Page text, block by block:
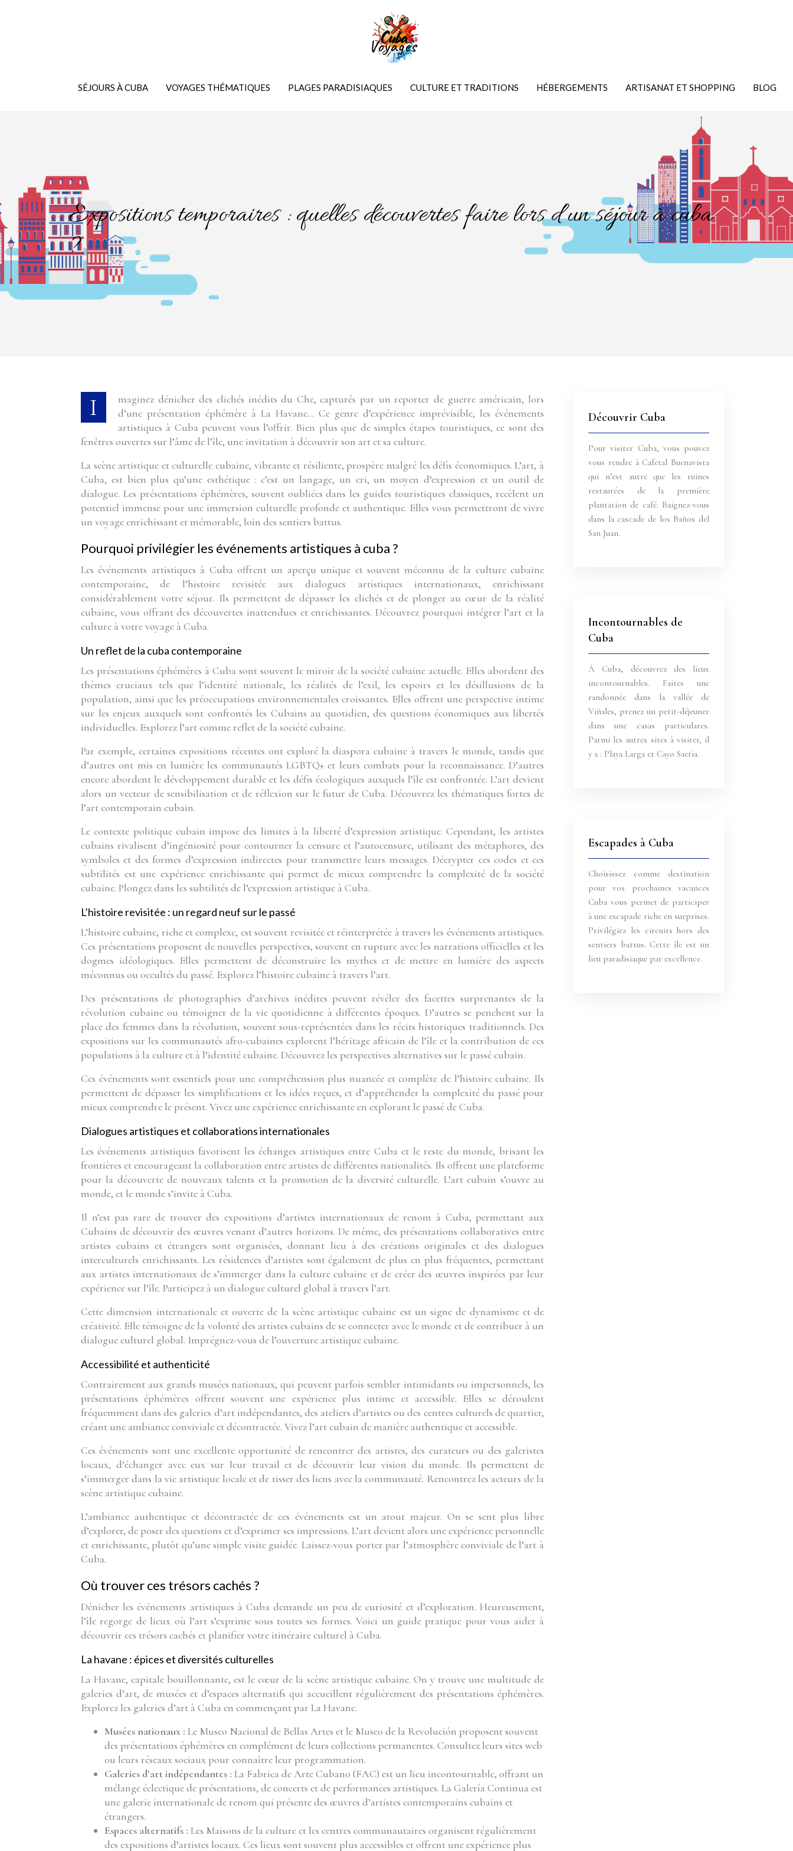
SÉJOURS À CUBA VOYAGES THÉMATIQUES PLAGES PARADISIAQUES CULTURE ET TRADITIONS HÉBERGEMENTS ARTISANAT ET SHOPPING BLOG
Expositions temporaires : quelles découvertes faire lors d’un séjour à cuba
?
Imaginez dénicher des clichés inédits du Che, capturés par un reporter de guerre américain, lors
d’une présentation éphémère à La Havane… Ce genre d’expérience imprévisible, les événements
artistiques à Cuba peuvent vous l’offrir. Bien plus que de simples étapes touristiques, ce sont des
fenêtres ouvertes sur l’âme de l’île, une invitation à découvrir son art et sa culture.
La scène artistique et culturelle cubaine, vibrante et résiliente, prospère malgré les défis économiques. L’art, à
Cuba, est bien plus qu’une esthétique : c’est un langage, un cri, un moyen d’expression et un outil de
dialogue. Les présentations éphémères, souvent oubliées dans les guides touristiques classiques, recèlent un
potentiel immense pour une immersion culturelle profonde et authentique. Elles vous permettront de vivre
un voyage enrichissant et mémorable, loin des sentiers battus.
Pourquoi privilégier les événements artistiques à cuba ?
Les événements artistiques à Cuba offrent un aperçu unique et souvent méconnu de la culture cubaine
contemporaine, de l’histoire revisitée aux dialogues artistiques internationaux, enrichissant
considérablement votre séjour. Ils permettent de dépasser les clichés et de plonger au cœur de la réalité
cubaine, vous offrant des découvertes inattendues et enrichissantes. Découvrez pourquoi intégrer l’art et la
culture à votre voyage à Cuba.
Un reflet de la cuba contemporaine
Les présentations éphémères à Cuba sont souvent le miroir de la société cubaine actuelle. Elles abordent des
thèmes cruciaux tels que l’identité nationale, les réalités de l’exil, les espoirs et les désillusions de la
population, ainsi que les préoccupations environnementales croissantes. Elles offrent une perspective intime
sur les enjeux auxquels sont confrontés les Cubains au quotidien, des questions économiques aux libertés
individuelles. Explorez l’art comme reflet de la société cubaine.
Par exemple, certaines expositions récentes ont exploré la diaspora cubaine à travers le monde, tandis que
d’autres ont mis en lumière les communautés LGBTQ+ et leurs combats pour la reconnaissance. D’autres
encore abordent le développement durable et les défis écologiques auxquels l’île est confrontée. L’art devient
alors un vecteur de sensibilisation et de réflexion sur le futur de Cuba. Découvrez les thématiques fortes de
l’art contemporain cubain.
Le contexte politique cubain impose des limites à la liberté d’expression artistique. Cependant, les artistes
cubains rivalisent d’ingéniosité pour contourner la censure et l’autocensure, utilisant des métaphores, des
symboles et des formes d’expression indirectes pour transmettre leurs messages. Décrypter ces codes et ces
subtilités est une expérience enrichissante qui permet de mieux comprendre la complexité de la société
cubaine. Plongez dans les subtilités de l’expression artistique à Cuba.
L’histoire revisitée : un regard neuf sur le passé
L’histoire cubaine, riche et complexe, est souvent revisitée et réinterprétée à travers les événements artistiques.
Ces présentations proposent de nouvelles perspectives, souvent en rupture avec les narrations officielles et les
dogmes idéologiques. Elles permettent de déconstruire les mythes et de mettre en lumière des aspects
méconnus ou occultés du passé. Explorez l’histoire cubaine à travers l’art.
Des présentations de photographies d’archives inédites peuvent révéler des facettes surprenantes de la
révolution cubaine ou témoigner de la vie quotidienne à différentes époques. D’autres se penchent sur la
place des femmes dans la révolution, souvent sous-représentées dans les récits historiques traditionnels. Des
expositions sur les communautés afro-cubaines explorent l’héritage africain de l’île et la contribution de ces
populations à la culture et à l’identité cubaine. Découvrez les perspectives alternatives sur le passé cubain.
Ces événements sont essentiels pour une compréhension plus nuancée et complète de l’histoire cubaine. Ils
permettent de dépasser les simplifications et les idées reçues, et d’appréhender la complexité du passé pour
mieux comprendre le présent. Vivez une expérience enrichissante en explorant le passé de Cuba.
Dialogues artistiques et collaborations internationales
Les événements artistiques favorisent les échanges artistiques entre Cuba et le reste du monde, brisant les
frontières et encourageant la collaboration entre artistes de différentes nationalités. Ils offrent une plateforme
pour la découverte de nouveaux talents et la promotion de la diversité culturelle. L’art cubain s’ouvre au
monde, et le monde s’invite à Cuba.
Il n’est pas rare de trouver des expositions d’artistes internationaux de renom à Cuba, permettant aux
Cubains de découvrir des œuvres venant d’autres horizons. De même, des présentations collaboratives entre
artistes cubains et étrangers sont organisées, donnant lieu à des créations originales et des dialogues
interculturels enrichissants. Les résidences d’artistes sont également de plus en plus fréquentes, permettant
aux artistes internationaux de s’immerger dans la culture cubaine et de créer des œuvres inspirées par leur
expérience sur l’île. Participez à un dialogue culturel global à travers l’art.
Cette dimension internationale et ouverte de la scène artistique cubaine est un signe de dynamisme et de
créativité. Elle témoigne de la volonté des artistes cubains de se connecter avec le monde et de contribuer à un
dialogue culturel global. Imprégnez-vous de l’ouverture artistique cubaine.
Accessibilité et authenticité
Contrairement aux grands musées nationaux, qui peuvent parfois sembler intimidants ou impersonnels, les
présentations éphémères offrent souvent une expérience plus intime et accessible. Elles se déroulent
fréquemment dans des galeries d’art indépendantes, des ateliers d’artistes ou des centres culturels de quartier,
créant une ambiance conviviale et décontractée. Vivez l’art cubain de manière authentique et accessible.
Ces événements sont une excellente opportunité de rencontrer des artistes, des curateurs ou des galeristes
locaux, d’échanger avec eux sur leur travail et de découvrir leur vision du monde. Ils permettent de
s’immerger dans la vie artistique locale et de tisser des liens avec la communauté. Rencontrez les acteurs de la
scène artistique cubaine.
L’ambiance authentique et décontractée de ces événements est un atout majeur. On se sent plus libre
d’explorer, de poser des questions et d’exprimer ses impressions. L’art devient alors une expérience personnelle
et enrichissante, plutôt qu’une simple visite guidée. Laissez-vous porter par l’atmosphère conviviale de l’art à
Cuba.
Où trouver ces trésors cachés ?
Dénicher les événements artistiques à Cuba demande un peu de curiosité et d’exploration. Heureusement,
l’île regorge de lieux où l’art s’exprime sous toutes ses formes. Voici un guide pratique pour vous aider à
découvrir ces trésors cachés et planifier votre itinéraire culturel à Cuba.
La havane : épices et diversités culturelles
La Havane, capitale bouillonnante, est le cœur de la scène artistique cubaine. On y trouve une multitude de
galeries d’art, de musées et d’espaces alternatifs qui accueillent régulièrement des présentations éphémères.
Explorez les galeries d’art à Cuba en commençant par La Havane.
Musées nationaux : Le Museo Nacional de Bellas Artes et le Museo de la Revolución proposent souvent
des présentations éphémères en complément de leurs collections permanentes. Consultez leurs sites web
ou leurs réseaux sociaux pour connaître leur programmation.
Galeries d’art indépendantes : La Fabrica de Arte Cubano (FAC) est un lieu incontournable, offrant un
mélange éclectique de présentations, de concerts et de performances artistiques. La Galería Continua est
une galerie internationale de renom qui présente des œuvres d’artistes contemporains cubains et
étrangers.
Espaces alternatifs : Les Maisons de la culture et les centres communautaires organisent régulièrement
des expositions d’artistes locaux. Ces lieux sont souvent plus accessibles et offrent une expérience plus
Découvrir Cuba
Pour visiter Cuba, vous pouvez
vous rendre à Cafetal Buenavista
qui n’est autre que les ruines
restaurées de la première
plantation de café. Baignez-vous
dans la cascade de los Baños del
San Juan.
Incontournables de
Cuba
À Cuba, découvrez des lieux
incontournables. Faites une
randonnée dans la vallée de
Viñales, prenez un petit-déjeuner
dans une casas particulares.
Parmi les autres sites à visiter, il
y a : Playa Larga et Cayo Saetia.
Escapades à Cuba
Choisissez comme destination
pour vos prochaines vacances
Cuba vous permet de participer
à une escapade riche en surprises.
Privilégiez les circuits hors des
sentiers battus. Cette île est un
lieu paradisiaque par excellence.